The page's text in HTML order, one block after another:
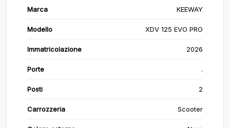
Marca KEEWAY
Modello XDV 125 EVO PRO
Immatricolazione 2026
Porte .
Posti 2
Carrozzeria Scooter